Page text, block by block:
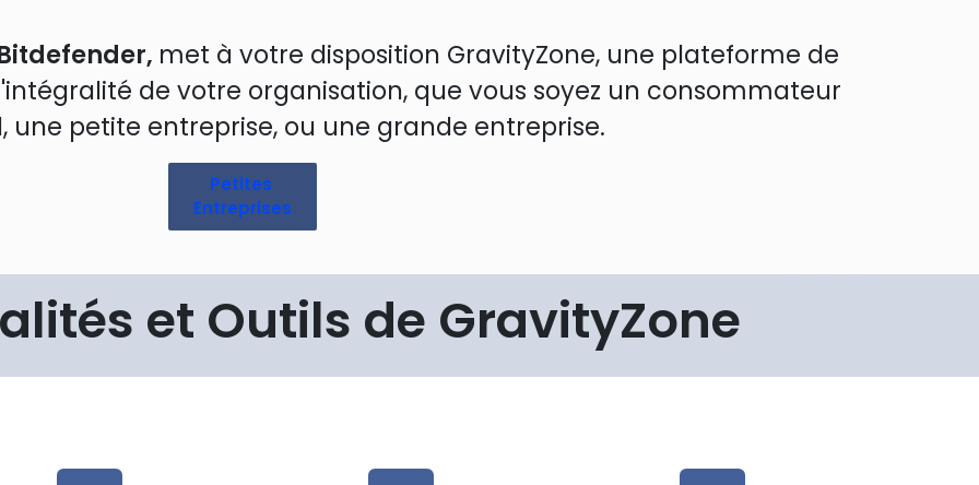
met à votre disposition GravityZone, une plateforme de
de votre organisation, que vous soyez un consommateur
une petite entreprise, ou une grande entreprise.
Petites
Entreprises
et Outils de GravityZone